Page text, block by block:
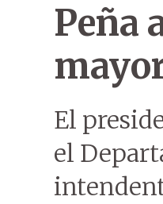
Peña
El
el